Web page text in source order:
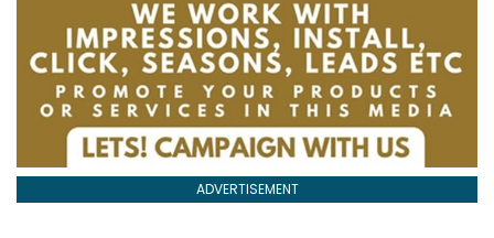
ADVERTISEMENT